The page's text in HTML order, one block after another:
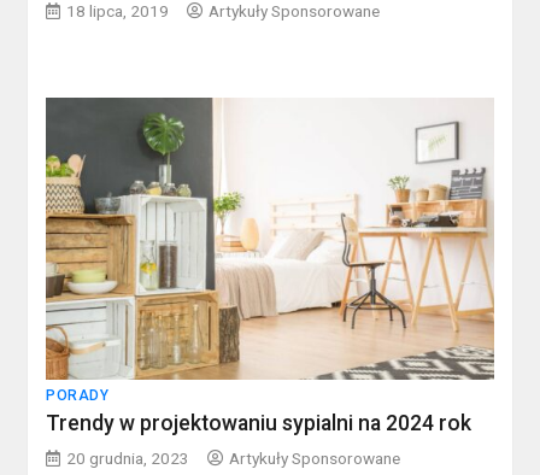
18 lipca, 2019 Artykuły Sponsorowane
PORADY
Trendy w projektowaniu sypialni na 2024 rok
20 grudnia, 2023 Artykuły Sponsorowane